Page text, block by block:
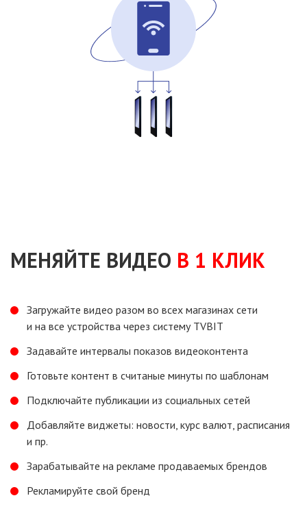
МЕНЯЙТЕ ВИДЕО В 1 КЛИК
Загружайте видео разом во всех магазинах сети
и на все устройства через систему ТVBIT
Задавайте интервалы показов видеоконтента
Готовьте контент в считаные минуты по шаблонам
Подключайте публикации из социальных сетей
Добавляйте виджеты: новости, курс валют, расписания
и пр.
Зарабатывайте на рекламе продаваемых брендов
Рекламируйте свой бренд